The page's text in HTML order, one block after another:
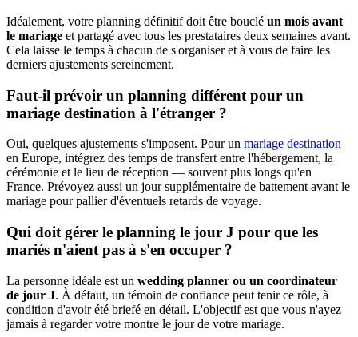
Idéalement, votre planning définitif doit être bouclé un mois avant
le mariage et partagé avec tous les prestataires deux semaines avant.
Cela laisse le temps à chacun de s'organiser et à vous de faire les
derniers ajustements sereinement.
Faut-il prévoir un planning différent pour un
mariage destination à l'étranger ?
Oui, quelques ajustements s'imposent. Pour un mariage destination
en Europe, intégrez des temps de transfert entre l'hébergement, la
cérémonie et le lieu de réception — souvent plus longs qu'en
France. Prévoyez aussi un jour supplémentaire de battement avant le
mariage pour pallier d'éventuels retards de voyage.
Qui doit gérer le planning le jour J pour que les
mariés n'aient pas à s'en occuper ?
La personne idéale est un wedding planner ou un coordinateur
de jour J. À défaut, un témoin de confiance peut tenir ce rôle, à
condition d'avoir été briefé en détail. L'objectif est que vous n'ayez
jamais à regarder votre montre le jour de votre mariage.